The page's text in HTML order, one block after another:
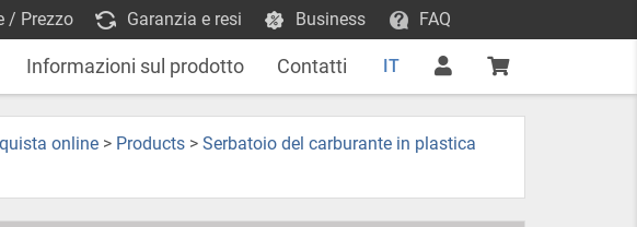
/ Prezzo Garanzia e resi Business FAQ
Informazioni sul prodotto Contatti IT
online > Products > Serbatoio del carburante in plastica